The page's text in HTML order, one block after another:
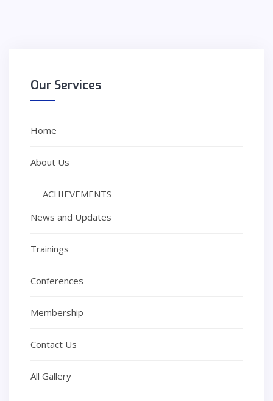
Our Services
Home
About Us
ACHIEVEMENTS
News and Updates
Trainings
Conferences
Membership
Contact Us
All Gallery